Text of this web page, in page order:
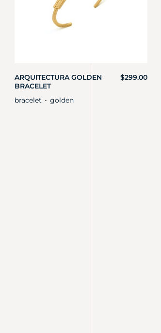
ARQUITECTURA GOLDEN
BRACELET
$299.00
bracelet ・ golden